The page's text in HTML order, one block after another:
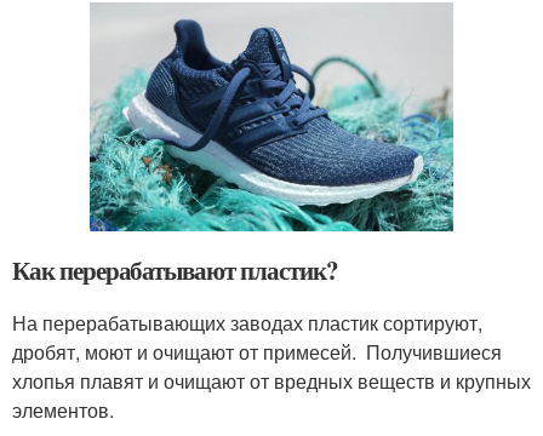
Как перерабатывают пластик?
На перерабатывающих заводах пластик сортируют,
дробят, моют и очищают от примесей. Получившиеся
хлопья плавят и очищают от вредных веществ и крупных
элементов.